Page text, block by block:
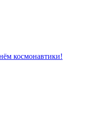
космонавтики!